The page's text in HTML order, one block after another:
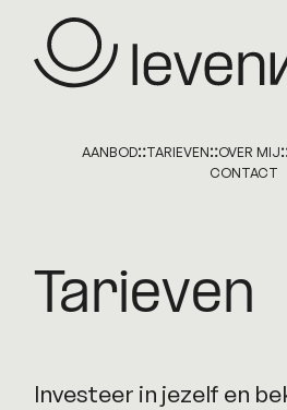
AANBOD TARIEVEN OVER MIJ
CONTACT
Tarieven
Investeer in jezelf en